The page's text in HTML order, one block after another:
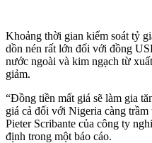
Khoảng thời gian kiểm soát tỷ
dồn nén rất lớn đối với đồng
nước ngoài và kim ngạch từ
giảm.
“Đồng tiền mất giá sẽ làm gia
giá cả đối với Nigeria càng trầm
Pieter Scribante của công ty
định trong một báo cáo.